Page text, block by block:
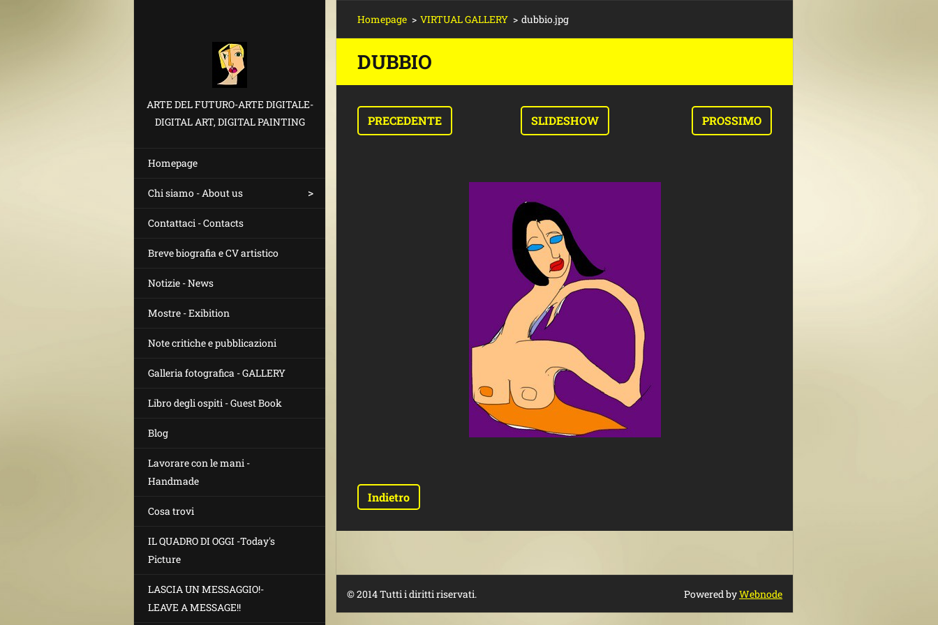
ARTE DEL FUTURO-ARTE DIGITALE-
DIGITAL ART, DIGITAL PAINTING
Homepage
Chi siamo - About us
Contattaci - Contacts
Breve biografia e CV artistico
Notizie - News
Mostre - Exibition
Note critiche e pubblicazioni
Galleria fotografica - GALLERY
Libro degli ospiti - Guest Book
Blog
Lavorare con le mani -
Handmade
Cosa trovi
IL QUADRO DI OGGI -Today's
Picture
LASCIA UN MESSAGGIO!-
LEAVE A MESSAGE!!
Homepage > VIRTUAL GALLERY > dubbio.jpg
DUBBIO
PRECEDENTE SLIDESHOW PROSSIMO
Indietro
© 2014 Tutti i diritti riservati. Powered byWebnode